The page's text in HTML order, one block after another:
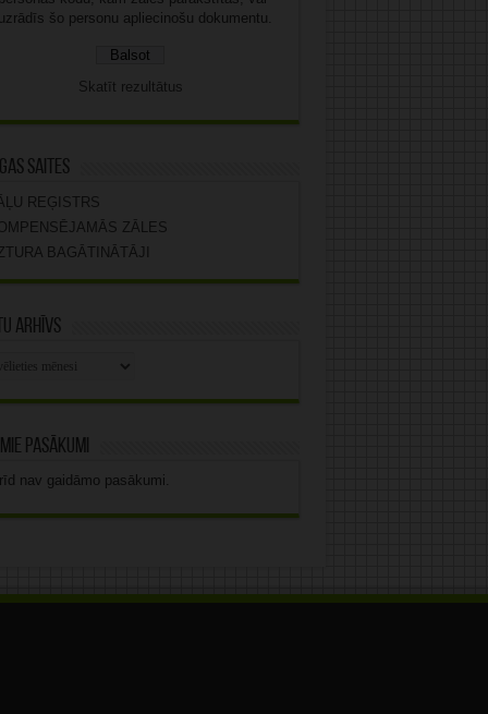
šo personu apliecinošu dokumentu.
Skatīt rezultātus
saites
REĢISTRS
ZĀLES
BAGĀTINĀTĀJI
arhīvs
pasākumi
nav gaidāmo pasākumi.